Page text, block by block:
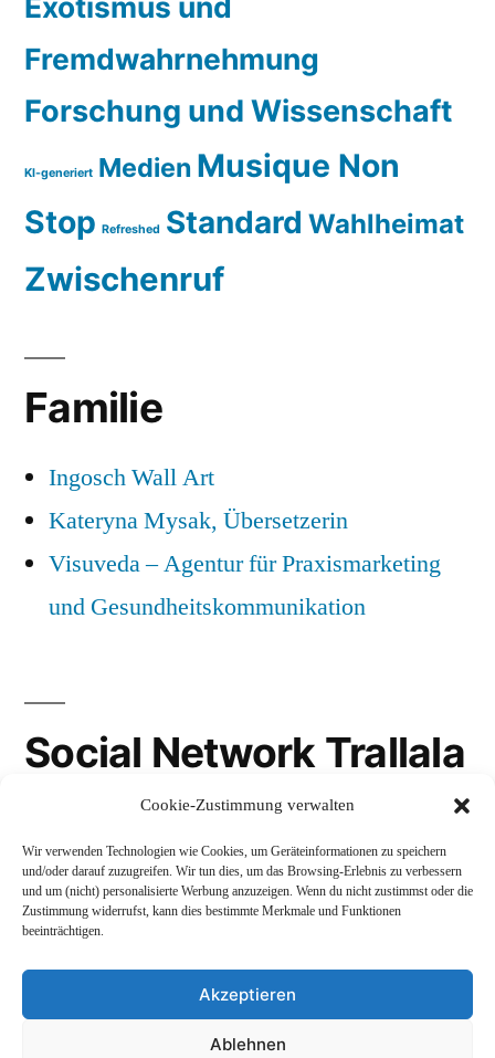
Cookie-Zustimmung verwalten
Wir verwenden Technologien wie Cookies, um Geräteinformationen zu speichern
und/oder darauf zuzugreifen. Wir tun dies, um das Browsing-Erlebnis zu verbessern
und um (nicht) personalisierte Werbung anzuzeigen. Wenn du nicht zustimmst oder die
Zustimmung widerrufst, kann dies bestimmte Merkmale und Funktionen
beeinträchtigen.
Akzeptieren
Ablehnen
Fremdwahrnehmung
Forschung und Wissenschaft
KI-generiert Medien Musique Non
Stop Refreshed Standard Wahlheimat
Zwischenruf
Familie
Ingosch Wall Art
Kateryna Mysak, Übersetzerin
Visuveda – Agentur für Praxismarketing
und Gesundheitskommunikation
Social Network Trallala
LinkedIn
Mastodon
Stolz präsentiert von WordPress.